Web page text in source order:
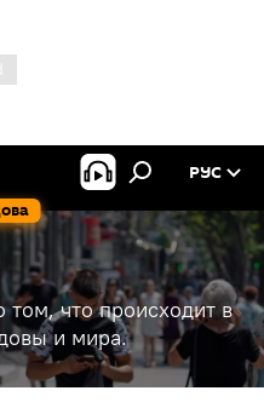
РУС
том, что происходит в
и мира.